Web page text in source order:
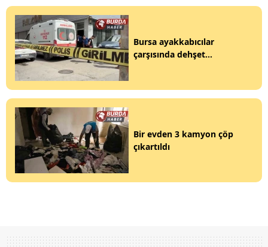
Bursa ayakkabıcılar
çarşısında dehşet...
Bir evden 3 kamyon çöp
çıkartıldı